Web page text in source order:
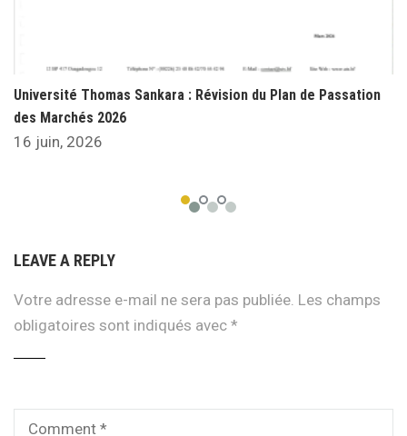
Université Thomas Sankara : Révision du Plan de Passation
des Marchés 2026
16 juin, 2026
LEAVE A REPLY
Votre adresse e-mail ne sera pas publiée. Les champs
obligatoires sont indiqués avec *